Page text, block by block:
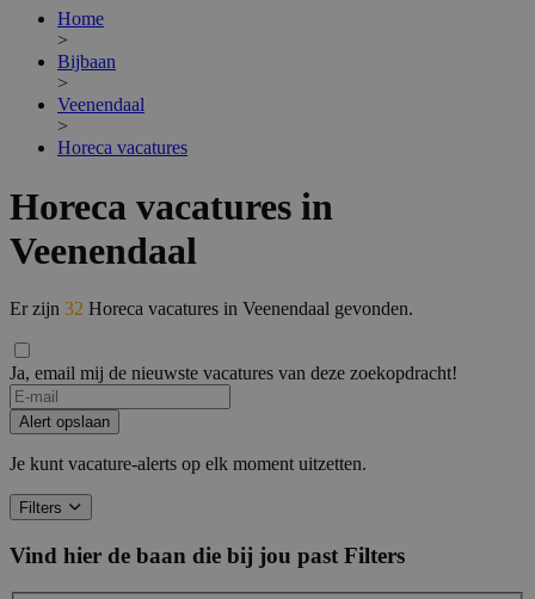
Home
>
Bijbaan
>
Veenendaal
>
Horeca vacatures
Horeca vacatures in
Veenendaal
Er zijn 32 Horeca vacatures in Veenendaal gevonden.
Ja, email mij de nieuwste vacatures van deze zoekopdracht!
If
you
are
a
ignore
this
field
Alert opslaan
Je kunt vacature-alerts op elk moment uitzetten.
Filters
Vind hier de baan die bij jou past Filters